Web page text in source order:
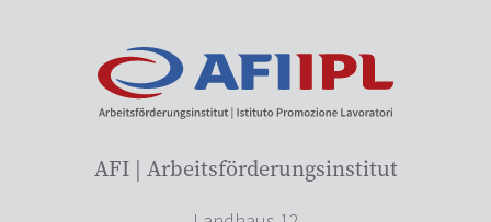
AFI | Arbeitsförderungsinstitut